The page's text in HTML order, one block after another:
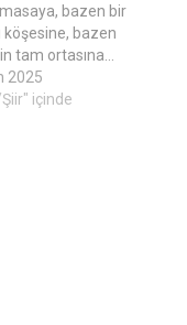
bazen bir
köşesine, bazen
tam ortasına…
da, fark
bazı
2025
içinde